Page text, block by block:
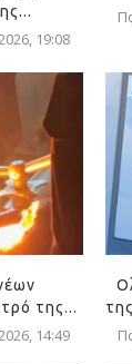
19:08
της...
14:49